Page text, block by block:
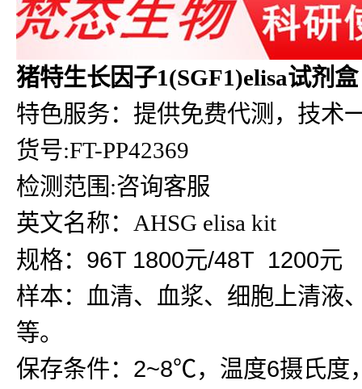
猪特生长因子1(SGF1)elisa试剂盒
特色服务：提供免费代测，技术
货号:FT-PP42369
检测范围:咨询客服
英文名称：AHSG elisa kit
规格：96T 1800元/48T 1200元
样本：血清、血浆、细胞上清液
等。
保存条件：2~8℃，温度6摄氏度